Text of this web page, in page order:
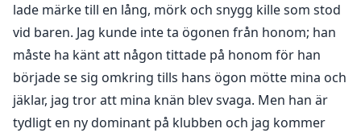
lade märke till en lång, mörk och snygg kille som stod
vid baren. Jag kunde inte ta ögonen från honom; han
måste ha känt att någon tittade på honom för han
började se sig omkring tills hans ögon mötte mina och
jäklar, jag tror att mina knän blev svaga. Men han är
tydligt en ny dominant på klubben och jag kommer